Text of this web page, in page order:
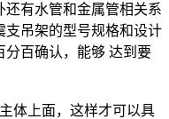
还有水管和金属管相关系
支吊架的型号规格和设计
分百确认，能够 达到要
体上面，这样才可以具